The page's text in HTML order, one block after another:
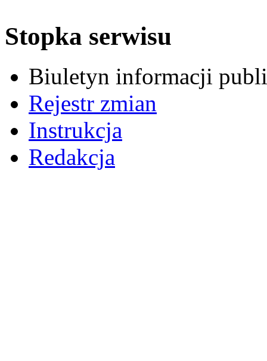
Stopka serwisu
Biuletyn informacji
Rejestr zmian
Instrukcja
Redakcja